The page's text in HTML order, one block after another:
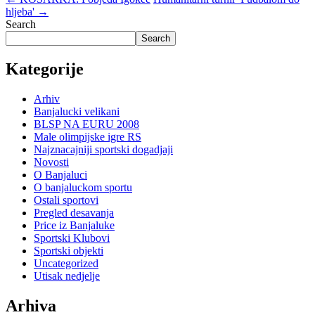
hljeba' →
Search
Search
Kategorije
Arhiv
Banjalucki velikani
BLSP NA EURU 2008
Male olimpijske igre RS
Najznacajniji sportski dogadjaji
Novosti
O Banjaluci
O banjaluckom sportu
Ostali sportovi
Pregled desavanja
Price iz Banjaluke
Sportski Klubovi
Sportski objekti
Uncategorized
Utisak nedjelje
Arhiva